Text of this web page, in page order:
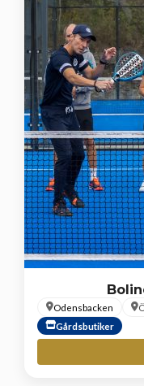
Odensbacken
Gårdsbutiker